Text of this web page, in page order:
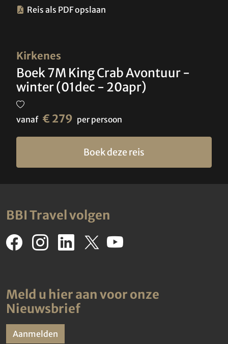
Kirkenes
Boek 7M King Crab Avontuur -
winter (01dec - 20apr)
vanaf € 279 per persoon
Boek deze reis
Reis als PDF opslaan
BBI Travel volgen
Meld u hier aan voor onze
Nieuwsbrief
Aanmelden